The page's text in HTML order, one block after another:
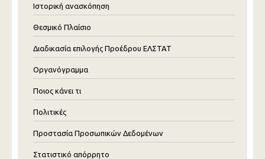
Ιστορική ανασκόπηση
Θεσμικό Πλαίσιο
Διαδικασία επιλογής Προέδρου ΕΛΣΤΑΤ
Οργανόγραμμα
Ποιος κάνει τι
Πολιτικές
Προστασία Προσωπικών Δεδομένων
Στατιστικό απόρρητο